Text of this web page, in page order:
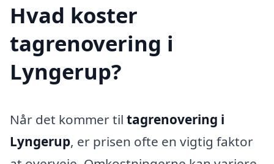
Hvad koster
tagrenovering i
Lyngerup?
Når det kommer til tagrenovering i
Lyngerup, er prisen ofte en vigtig faktor